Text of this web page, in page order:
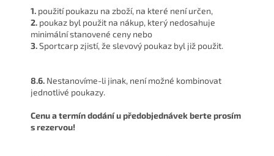
1. použití poukazu na zboží, na které není určen,
2. poukaz byl použit na nákup, který nedosahuje
minimální stanovené ceny nebo
3.Sportcarp zjistí, že slevový poukaz byl již použit.
8.6. Nestanovíme-li jinak, není možné kombinovat
jednotlivé poukazy.
Cenu a termín dodání u předobjednávek berte prosím
s rezervou!